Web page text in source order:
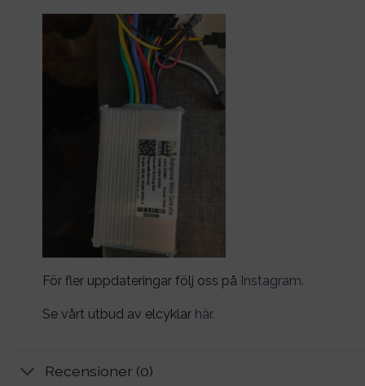
För fler uppdateringar följ oss på Instagram.
Se vårt utbud av elcyklar här.
Recensioner (0)